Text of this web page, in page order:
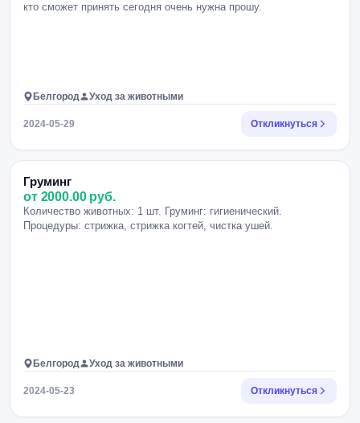
кто сможет принять сегодня очень нужна прошу.
Белгород Уход за животными
2024-05-29 Откликнуться
Груминг
от 2000.00 руб.
Количество животных: 1 шт. Груминг: гигиенический.
Процедуры: стрижка, стрижка когтей, чистка ушей.
Белгород Уход за животными
2024-05-23 Откликнуться